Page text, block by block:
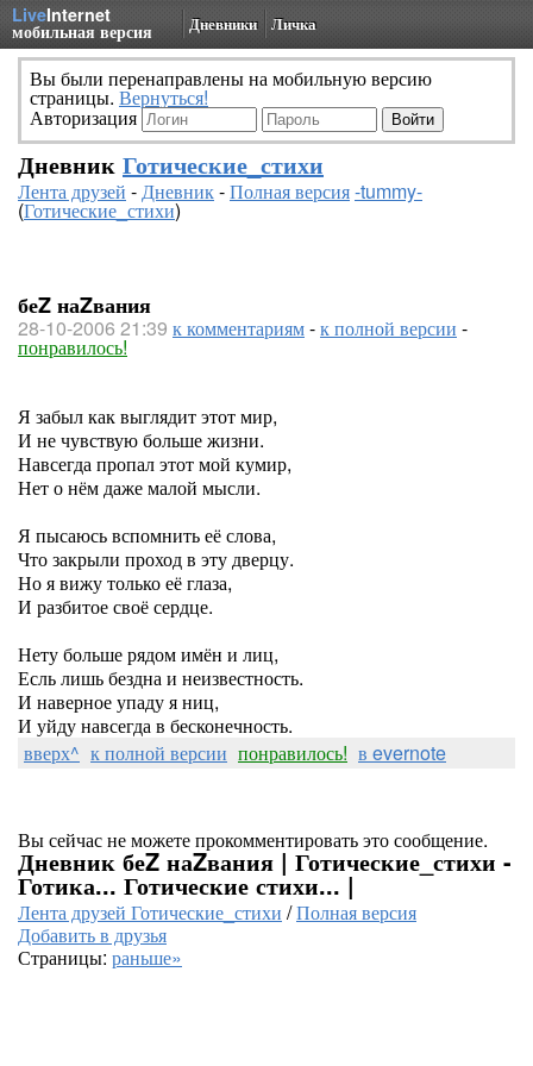
LiveInternet
мобильная версия Дневники Личка
Вы были перенаправлены на мобильную версию
страницы. Вернуться!
Авторизация
Дневник Готические_стихи
Лента друзей -Дневник-Полная версия-tummy-
(Готические_стихи)
беZ наZвания
28-10-2006 21:39 к комментариям-к полной версии -
понравилось!
Я забыл как выглядит этот мир,
И не чувствую больше жизни.
Навсегда пропал этот мой кумир,
Нет о нём даже малой мысли.
Я пысаюсь вспомнить её слова,
Что закрыли проход в эту дверцу.
Но я вижу только её глаза,
И разбитое своё сердце.
Нету больше рядом имён и лиц,
Есль лишь бездна и неизвестность.
И наверное упаду я ниц,
И уйду навсегда в бесконечность.
вверх^ к полной версии понравилось! в evernote
Вы сейчас не можете прокомментировать это сообщение.
Дневник беZ наZвания | Готические_стихи -
Готика... Готические стихи... |
Лента друзей Готические_стихи /Полная версия
Добавить в друзья
Страницы: раньше»